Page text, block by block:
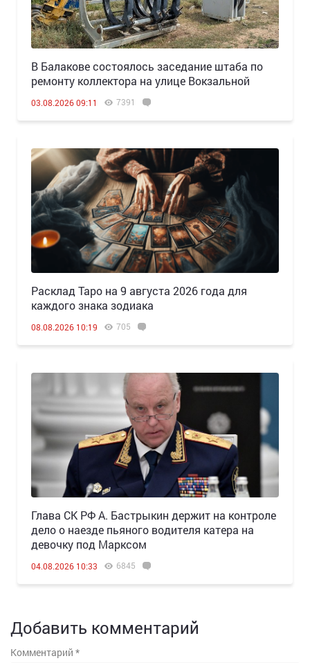
В Балакове состоялось заседание штаба по
ремонту коллектора на улице Вокзальной
03.08.2026 09:11 7391
Расклад Таро на 9 августа 2026 года для
каждого знака зодиака
08.08.2026 10:19 705
Глава СК РФ А. Бастрыкин держит на контроле
дело о наезде пьяного водителя катера на
девочку под Марксом
04.08.2026 10:33 6845
Добавить комментарий
Комментарий *